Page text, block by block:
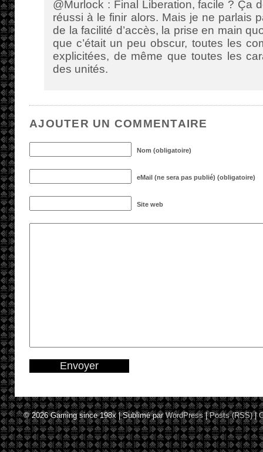
@Murlock : Final Liberation, facile ? Ça
réussi à le finir alors. Mais je ne parlais
de la facilité d’accès, la prise en main
que c’était un peu obscur, toutes les
explicitées, de même que toutes les
des unités.
AJOUTER UN COMMENTAIRE
Nom (obligatoire)
eMail (ne sera pas publié) (obligatoire)
Site web
© 2026Gaming since 198x|Sublimé parWordPress |Posts (RSS)|